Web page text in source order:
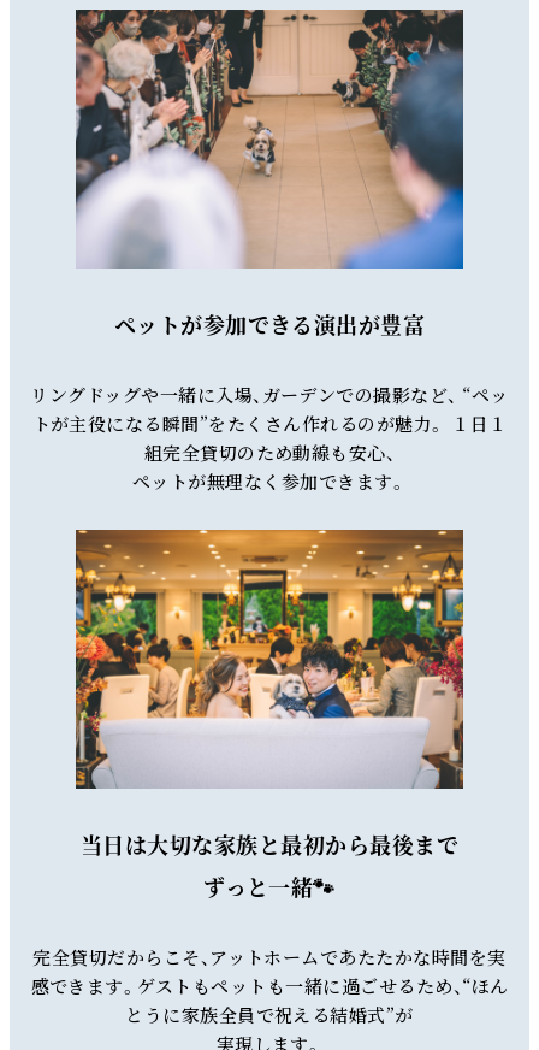
ペットが参加できる演出が豊富
リングドッグや一緒に入場、ガーデンでの撮影など、 “ペッ
トが主役になる瞬間”をたくさん作れるのが魅力。 １日１
組完全貸切のため動線も安心、
ペットが無理なく参加できます。
当日は大切な家族と最初から最後まで
ずっと一緒🐾
完全貸切だからこそ、アットホームであたたかな時間を実
感できます。ゲストもペットも一緒に過ごせるため、“ほん
とうに家族全員で祝える結婚式”が
実現します。